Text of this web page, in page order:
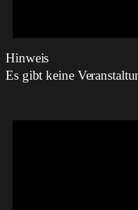
Hinweis
Es gibt keine